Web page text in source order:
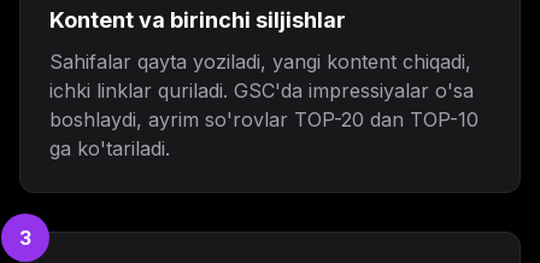
Kontent va birinchi siljishlar
Sahifalar qayta yoziladi, yangi kontent chiqadi,
ichki linklar quriladi. GSC'da impressiyalar o'sa
boshlaydi, ayrim so'rovlar TOP-20 dan TOP-10
ga ko'tariladi.
3